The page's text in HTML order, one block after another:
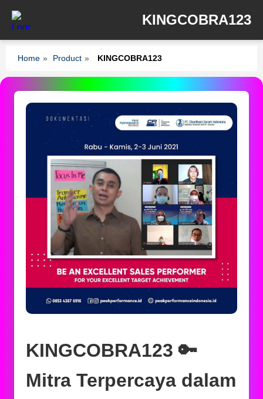
KINGCOBRA123
Home » Product » KINGCOBRA123
KINGCOBRA123 🔑
Mitra Terpercaya dalam